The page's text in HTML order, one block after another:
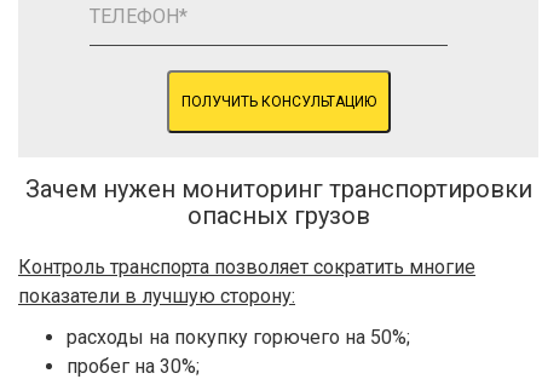
ПОЛУЧИТЬ КОНСУЛЬТАЦИЮ
Зачем нужен мониторинг транспортировки
опасных грузов
Контроль транспорта позволяет сократить многие
показатели в лучшую сторону:
расходы на покупку горючего на 50%;
пробег на 30%;